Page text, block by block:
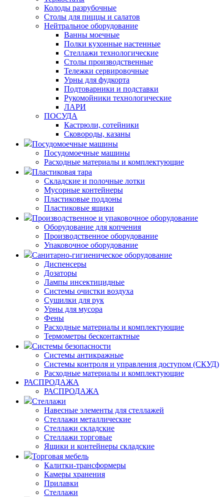
Колоды разрубочные
Столы для пиццы и салатов
Нейтральное оборудование
Ванны моечные
Полки кухонные настенные
Стеллажи технологические
Столы производственные
Тележки сервировочные
Урны для фудкорта
Подтоварники и подставки
Рукомойники технологические
ЛАРИ
ПОСУДА
Кастрюли, сотейники
Сковороды, казаны
Посудомоечные машины
Посудомоечные машины
Расходные материалы и комплектующие
Пластиковая тара
Складские и полочные лотки
Мусорные контейнеры
Пластиковые поддоны
Пластиковые ящики
Производственное и упаковочное оборудование
Оборудование для копчения
Производственное оборудование
Упаковочное оборудование
Санитарно-гигиеническое оборудование
Диспенсеры
Дозаторы
Лампы инсектицидные
Системы очистки воздуха
Сушилки для рук
Урны для мусора
Фены
Расходные материалы и комплектующие
Термометры бесконтактные
Системы безопасности
Системы антикражные
Системы контроля и управления доступом (СКУД)
Расходные материалы и комплектующие
РАСПРОДАЖА
РАСПРОДАЖА
Стеллажи
Навесные элементы для стеллажей
Стеллажи металлические
Стеллажи складские
Стеллажи торговые
Ящики и контейнеры складские
Торговая мебель
Калитки-трансформеры
Камеры хранения
Прилавки
Стеллажи